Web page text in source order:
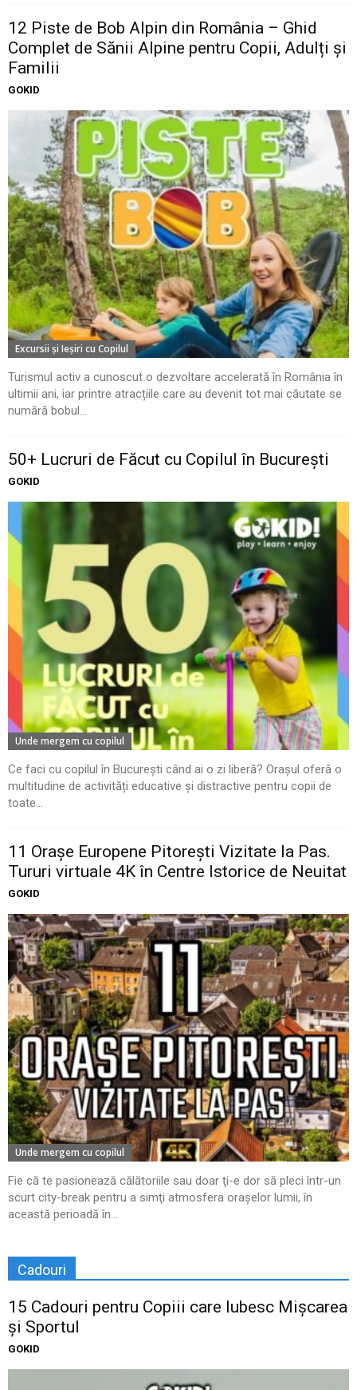
12 Piste de Bob Alpin din România – Ghid
Complet de Sănii Alpine pentru Copii, Adulți și
Familii
GOKID
Excursii şi Ieşiri cu Copilul
Turismul activ a cunoscut o dezvoltare accelerată în România în
ultimii ani, iar printre atracțiile care au devenit tot mai căutate se
numără bobul...
50+ Lucruri de Făcut cu Copilul în București
GOKID
Unde mergem cu copilul
Ce faci cu copilul în București când ai o zi liberă? Orașul oferă o
multitudine de activități educative și distractive pentru copii de
toate...
11 Oraşe Europene Pitoreşti Vizitate la Pas.
Tururi virtuale 4K în Centre Istorice de Neuitat
GOKID
Unde mergem cu copilul
Fie că te pasionează călătoriile sau doar ţi-e dor să pleci într-un
scurt city-break pentru a simţi atmosfera oraşelor lumii, în
această perioadă în...
Cadouri
15 Cadouri pentru Copiii care Iubesc Mișcarea
și Sportul
GOKID